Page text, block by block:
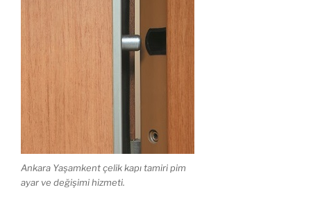
Ankara Yaşamkent çelik kapı tamiri pim
ayar ve değişimi hizmeti.